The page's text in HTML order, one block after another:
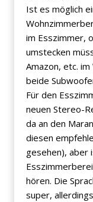
Ist es möglich
im Esszimmer,
umstecken
Amazon, etc.
beide
Für den
neuen Stereo-
da an den
diesen
gesehen), aber
hören. Die
super,